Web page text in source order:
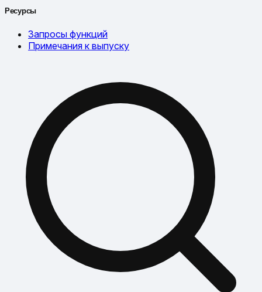
Ресурсы
Запросы функций
Примечания к выпуску